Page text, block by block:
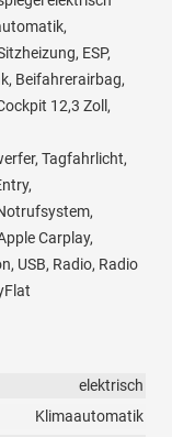
ESP,
Beifahrerairbag,
12,3 Zoll,
Tagfahrlicht,
Carplay,
USB, Radio, Radio
elektrisch
Klimaautomatik